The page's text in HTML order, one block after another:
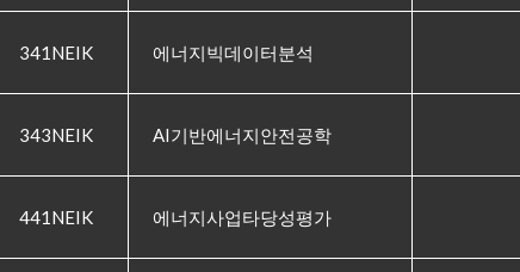
341NEIK 에너지빅데이터분석
343NEIK AI기반에너지안전공학
441NEIK 에너지사업타당성평가